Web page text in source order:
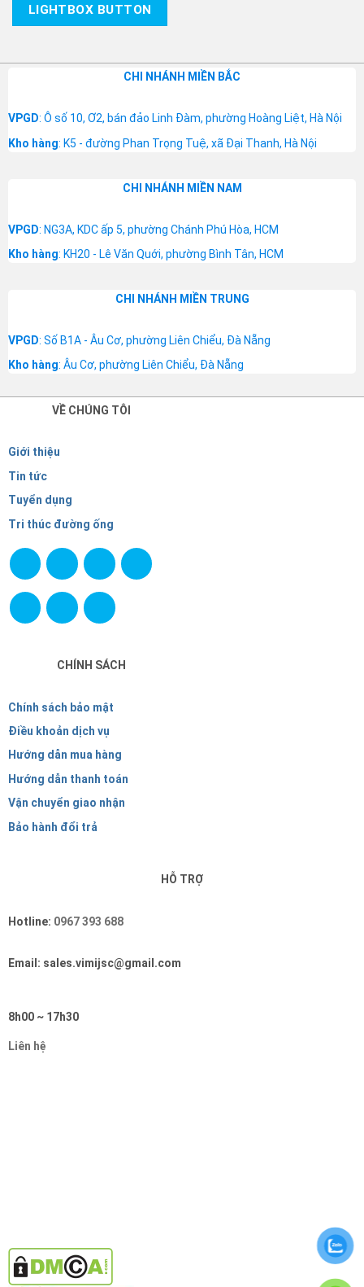
LIGHTBOX BUTTON
CHI NHÁNH MIỀN BẮC
VPGD: Ô số 10, Ơ2, bán đảo Linh Đàm, phường Hoàng Liệt, Hà Nội
Kho hàng: K5 - đường Phan Trọng Tuệ, xã Đại Thanh, Hà Nội
CHI NHÁNH MIỀN NAM
VPGD: NG3A, KDC ấp 5, phường Chánh Phú Hòa, HCM
Kho hàng: KH20 - Lê Văn Quới, phường Bình Tân, HCM
CHI NHÁNH MIỀN TRUNG
VPGD: Số B1A - Âu Cơ, phường Liên Chiểu, Đà Nẵng
Kho hàng: Âu Cơ, phường Liên Chiểu, Đà Nẵng
VỀ CHÚNG TÔI
Giới thiệu
Tin tức
Tuyển dụng
Tri thúc đường ống
CHÍNH SÁCH
Chính sách bảo mật
Điều khoản dịch vụ
Hướng dẫn mua hàng
Hướng dẫn thanh toán
Vận chuyển giao nhận
Bảo hành đổi trả
HỖ TRỢ
Hotline: 0967 393 688
Email: sales.vimijsc@gmail.com
8h00 ~ 17h30
Liên hệ